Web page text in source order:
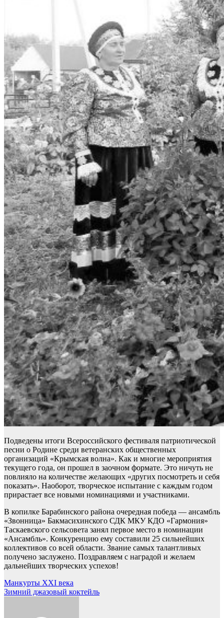
Подведены итоги Всероссийского фестиваля патриотической
песни о Родине среди ветеранских общественных
организаций «Крымская волна». Как и многие мероприятия
текущего года, он прошел в заочном формате. Это ничуть не
повлияло на количестве желающих «других посмотреть и себя
показать». Наоборот, творческое испытание с каждым годом
прирастает все новыми номинациями и участниками.
В копилке Барабинского района очередная победа — ансамбль
«Звонница» Бакмасихинского СДК МКУ КДО «Гармония»
Таскаевского сельсовета занял первое место в номинации
«Ансамбль». Конкуренцию ему составили 25 сильнейших
коллективов со всей области. Звание самых талантливых
получено заслужено. Поздравляем с наградой и желаем
дальнейших творческих успехов!
Навигация
по
Манкурты XXI века
Зимний джазовый коктейль